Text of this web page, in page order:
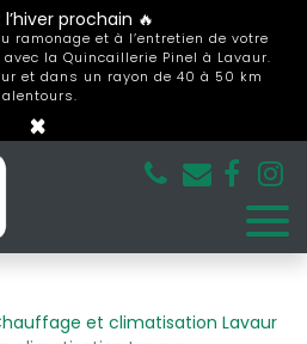
prochain 🔥
ramonage et à l’entretien de votre
la Quincaillerie Pinel à Lavaur.
et dans un rayon de 40 à 50 km
alentours.
×
et climatisation Lavaur